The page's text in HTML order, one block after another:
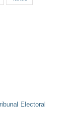
Electoral